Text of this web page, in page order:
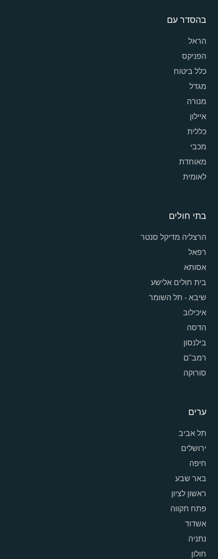
בהסדר עם
הראל
הפניקס
כלל ביטוח
מגדל
מנורה
איילון
כללית
מכבי
מאוחדת
לאומית
בתי חולים
הרצליה מדיקל סנטר
רפאל
אסותא
בית חולים אלישע
שיבא - תל השומר
איכילוב
הדסה
בילנסון
רמב"ם
סורוקה
ערים
תל אביב
ירושלים
חיפה
באר שבע
ראשון לציון
פתח תקווה
אשדוד
נתניה
חולון